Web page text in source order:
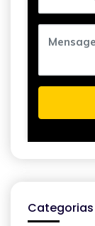
Categorias